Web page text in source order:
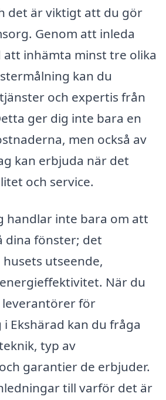
det är viktigt att du gör
Genom att inleda
att inhämta minst tre olika
kan du
och expertis från
ger dig inte bara en
men också av
kan erbjuda när det
och service.
handlar inte bara om att
dina fönster; det
utseende,
När du
för
Ekshärad kan du fråga
typ av
garantier de erbjuder.
till varför det är